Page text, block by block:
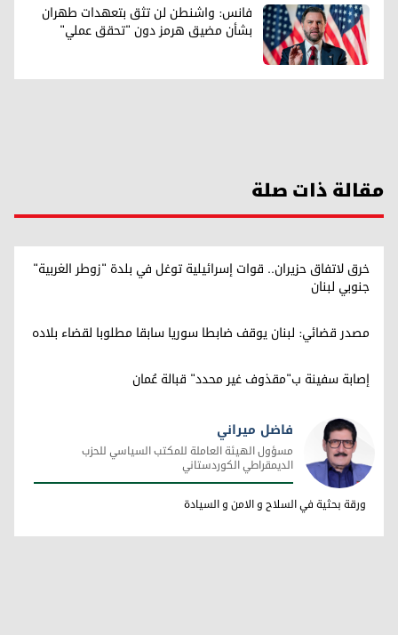
فانس: واشنطن لن تثق بتعهدات طهران
بشأن مضيق هرمز دون "تحقق عملي"
مقالة ذات صلة
خرق لاتفاق حزيران.. قوات إسرائيلية توغل في بلدة "زوطر الغربية"
جنوبي لبنان
مصدر قضائي: لبنان يوقف ضابطا سوريا سابقا مطلوبا لقضاء بلاده
إصابة سفينة ب"مقذوف غير محدد" قبالة عُمان
فاضل ميراني
فاضل ميراني
مسؤول الهيئة العاملة للمكتب السياسي للحزب
الديمقراطي الكوردستاني
ورقة بحثية في السلاح و الامن و السيادة